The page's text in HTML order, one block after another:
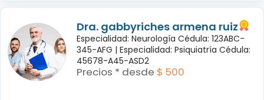
Dra. gabbyriches armena ruiz
Especialidad: Neurología Cédula: 123ABC-
345-AFG | Especialidad: Psiquiatría Cédula:
45678-A45-ASD2
Precios * desde $ 500